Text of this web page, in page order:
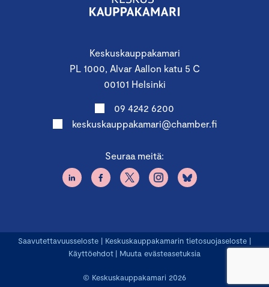
Keskuskauppakamari
PL 1000, Alvar Aallon katu 5 C
00101 Helsinki
09 4242 6200
keskuskauppakamari@chamber.fi
Seuraa meitä:
© Keskuskauppakamari 2026
Saavutettavuusseloste | Keskuskauppakamarin tietosuojaseloste |
Käyttöehdot | Muuta evästeasetuksia